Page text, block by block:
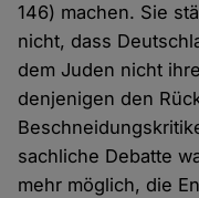
146) machen. Sie
nicht, dass
dem Juden nicht
denjenigen den
sachliche Debatte
mehr möglich, die